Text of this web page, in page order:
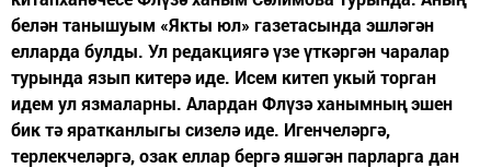
белән танышуым «Якты юл» газетасында эшләгән
елларда булды. Ул редакциягә үзе үткәргән чаралар
турында язып китерә иде. Исем китеп укый торган
идем ул язмаларны. Алардан Флүзә ханымның эшен
бик тә яратканлыгы сизелә иде. Игенчеләргә,
терлекчеләргә, озак еллар бергә яшәгән парларга дан